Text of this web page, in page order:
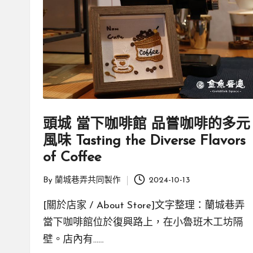
頭城 當下咖啡館 品嘗咖啡的多元
風味 Tasting the Diverse Flavors
of Coffee
Posted
by
By 蘭城巷弄共同製作 2024-10-13
[關於店家 / About Store]文字整理：蘭城巷弄
當下咖啡館位於復興路上，在小魯班木工坊隔
壁。店內有……